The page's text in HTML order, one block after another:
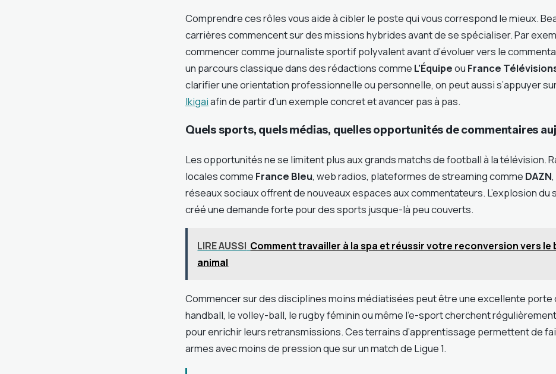
Comprendre ces rôles vous aide à cibler le poste qui vous correspond le mieux.
carrières commencent sur des missions hybrides avant de se spécialiser. Par
commencer comme journaliste sportif polyvalent avant d’évoluer vers le
un parcours classique dans des rédactions comme L’Équipeou France
clarifier une orientation professionnelle ou personnelle, on peut aussi s’appuyer
Ikigaiafin de partir d’un exemple concret et avancer pas à pas.
Quels sports, quels médias, quelles opportunités de commentaires
Les opportunités ne se limitent plus aux grands matchs de football à la télévision.
locales comme France Bleu, web radios, plateformes de streaming comme DAZN
réseaux sociaux offrent de nouveaux espaces aux commentateurs. L’explosion du
créé une demande forte pour des sports jusque-là peu couverts.
LIRE AUSSI Comment travailler à la spa et réussir votre reconversion vers le
animal
Commencer sur des disciplines moins médiatisées peut être une excellente porte
handball, le volley-ball, le rugby féminin ou même l’e-sport cherchent
pour enrichir leurs retransmissions. Ces terrains d’apprentissage permettent de
armes avec moins de pression que sur un match de Ligue 1.